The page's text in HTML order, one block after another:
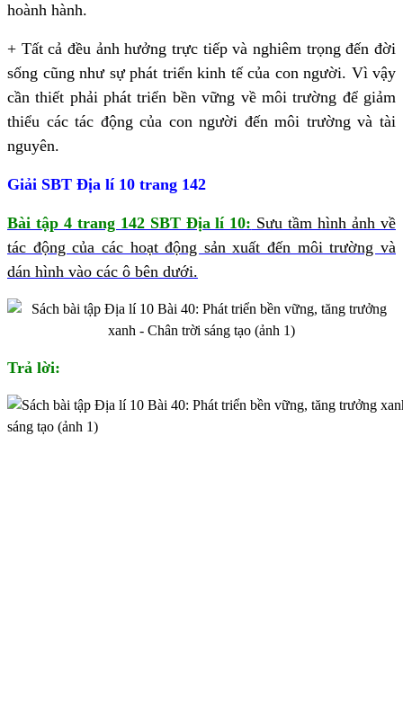
hoành hành.
+ Tất cả đều ảnh hưởng trực tiếp và nghiêm trọng đến đời
sống cũng như sự phát triển kinh tế của con người. Vì vậy
cần thiết phải phát triển bền vững về môi trường để giảm
thiểu các tác động của con người đến môi trường và tài
nguyên.
Giải SBT Địa lí 10 trang 142
Bài tập 4 trang 142 SBT Địa lí 10: Sưu tầm hình ảnh về
tác động của các hoạt động sản xuất đến môi trường và
dán hình vào các ô bên dưới.
Trả lời: